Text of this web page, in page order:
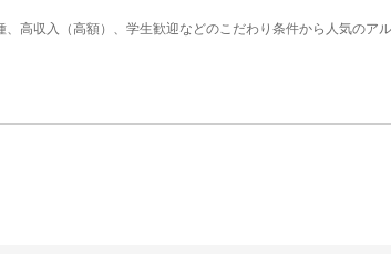
高収入（高額）、学生歓迎などのこだわり条件から人気のア